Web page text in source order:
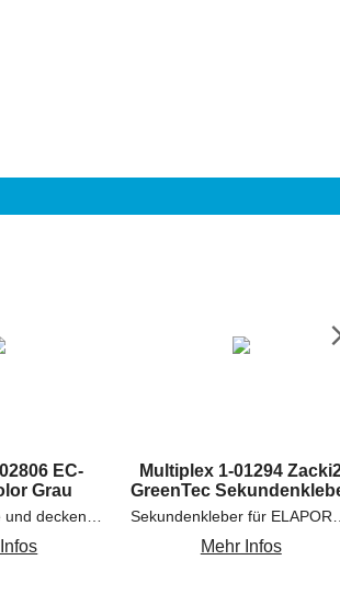
EC-
Grau
Multiplex 1-01294
GreenTec
Mehr Infos